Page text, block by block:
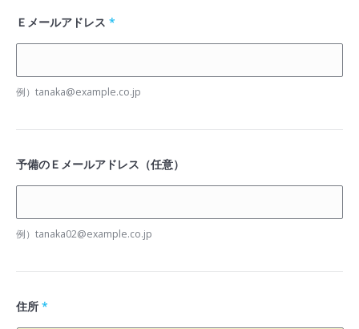
Ｅメールアドレス *
例）tanaka@example.co.jp
予備のＥメールアドレス（任意）
例）tanaka02@example.co.jp
住所 *